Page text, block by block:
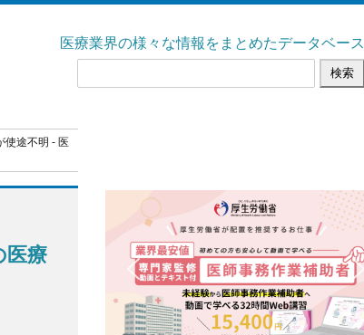
医療業界の様々な情報をまとめたデータベース
使途不明 - 医
医療